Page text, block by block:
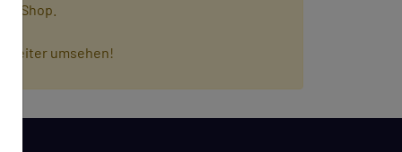
Shop.
weiter umsehen!